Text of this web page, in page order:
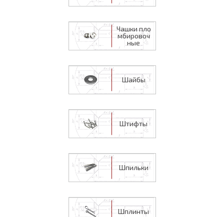
Чашки пло
мбировоч
ные
Шайбы
Штифты
Шпильки
Шплинты